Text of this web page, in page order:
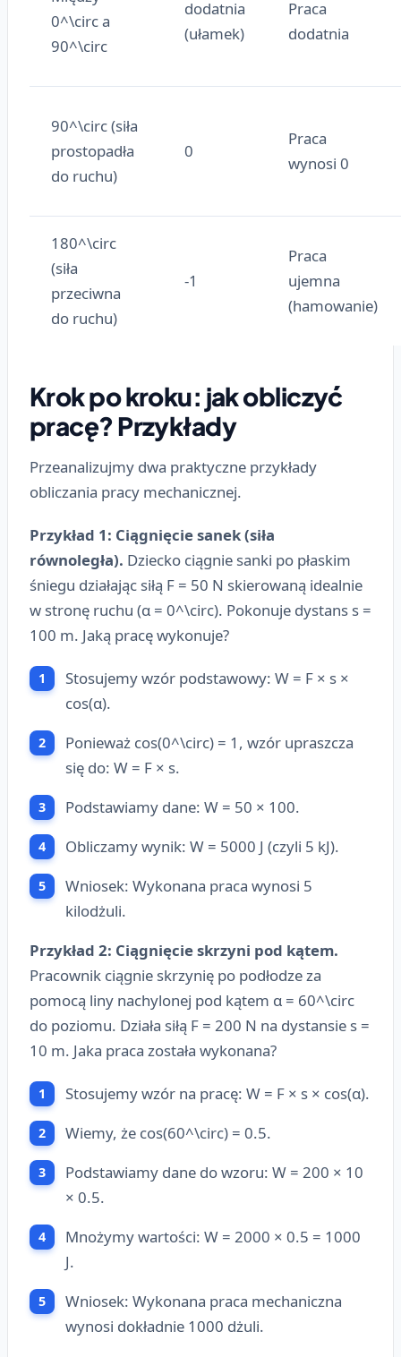
0^\circ a
90^\circ
dodatnia
(ułamek)
Praca
dodatnia
90^\circ (siła
prostopadła
do ruchu)
0
Praca
wynosi 0
180^\circ
(siła
przeciwna
do ruchu)
-1
Praca
ujemna
(hamowanie)
Krok po kroku: jak obliczyć
pracę? Przykłady
Przeanalizujmy dwa praktyczne przykłady
obliczania pracy mechanicznej.
Przykład 1: Ciągnięcie sanek (siła
równoległa). Dziecko ciągnie sanki po płaskim
śniegu działając siłą F = 50 N skierowaną idealnie
w stronę ruchu (α = 0^\circ). Pokonuje dystans s =
100 m. Jaką pracę wykonuje?
Stosujemy wzór podstawowy: W = F × s ×
cos(α).
Ponieważ cos(0^\circ) = 1, wzór upraszcza
się do: W = F × s.
Podstawiamy dane: W = 50 × 100.
Obliczamy wynik: W = 5000 J (czyli 5 kJ).
Wniosek: Wykonana praca wynosi 5
kilodżuli.
Przykład 2: Ciągnięcie skrzyni pod kątem.
Pracownik ciągnie skrzynię po podłodze za
pomocą liny nachylonej pod kątem α = 60^\circ
do poziomu. Działa siłą F = 200 N na dystansie s =
10 m. Jaka praca została wykonana?
Stosujemy wzór na pracę: W = F × s × cos(α).
Wiemy, że cos(60^\circ) = 0.5.
Podstawiamy dane do wzoru: W = 200 × 10
× 0.5.
Mnożymy wartości: W = 2000 × 0.5 = 1000
J.
Wniosek: Wykonana praca mechaniczna
wynosi dokładnie 1000 dżuli.